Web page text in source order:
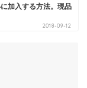
加入する方法。現品
2018-09-12